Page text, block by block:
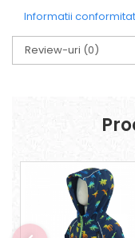
Informatii
Review-uri (0)